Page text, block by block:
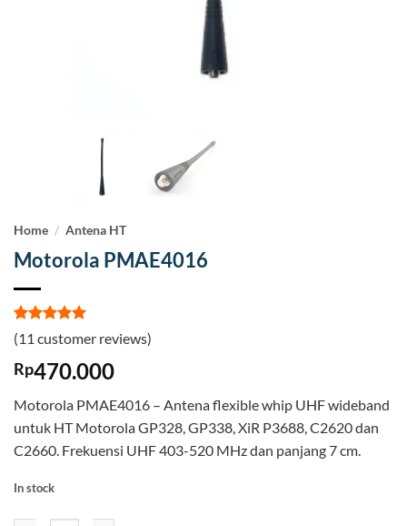
Home / Antena HT
Motorola PMAE4016
Rated5
out of 5
based on
11
customer
(11 customer reviews)
Rp470.000
Motorola PMAE4016 – Antena flexible whip UHF wideband
untuk HT Motorola GP328, GP338, XiR P3688, C2620 dan
C2660. Frekuensi UHF 403-520 MHz dan panjang 7 cm.
In stock